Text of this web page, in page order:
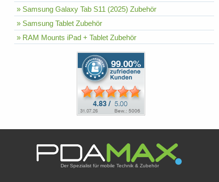
» Samsung Galaxy Tab S11 (2025) Zubehör
» Samsung Tablet Zubehör
» RAM Mounts iPad + Tablet Zubehör
Der Spezialist für mobile Technik & Zubehör